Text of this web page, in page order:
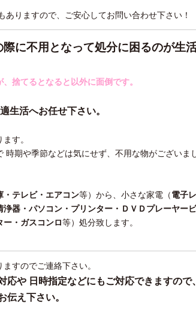
ありますので、ご安心してお問い合わせ下さい！
に不用となって処分に困るのが生
捨てるとなると以外に面倒です。
生活へお任せ下さい。
す。
時期や季節などは気にせず、不用な物がございま
・テレビ・エアコン等）から、小さな家電（電子
器・パソコン・プリンター・ＤＶＤプレーヤー
ー・ガスコンロ等）処分致します。
すのでご連絡下さい。
応や 日時指定などにもご対応できますので
伝え下さい。